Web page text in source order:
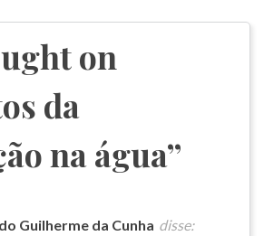
on
da
na água”
Guilherme da Cunha disse: